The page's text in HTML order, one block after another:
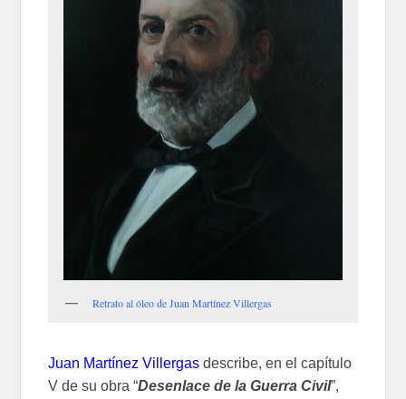
Retrato al óleo de Juan Martínez Villergas
Juan Martínez Villergasdescribe, en el capítulo
V de su obra “Desenlace de la Guerra Civil”,